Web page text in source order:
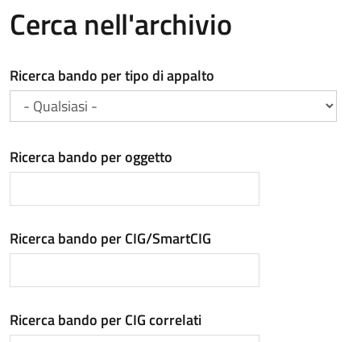
Cerca nell'archivio
Ricerca bando per tipo di appalto
Ricerca bando per oggetto
Ricerca bando per CIG/SmartCIG
Ricerca bando per CIG correlati